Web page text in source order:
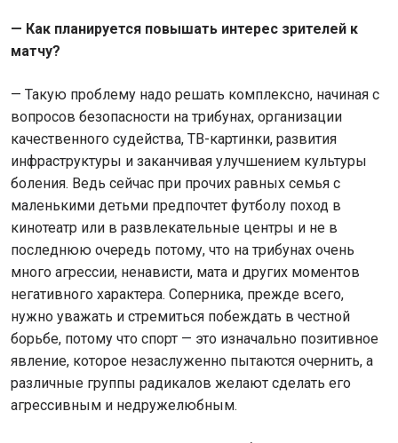
— Как планируется повышать интерес зрителей к
матчу?
— Такую проблему надо решать комплексно, начиная с
вопросов безопасности на трибунах, организации
качественного судейства, ТВ-картинки, развития
инфраструктуры и заканчивая улучшением культуры
боления. Ведь сейчас при прочих равных семья с
маленькими детьми предпочтет футболу поход в
кинотеатр или в развлекательные центры и не в
последнюю очередь потому, что на трибунах очень
много агрессии, ненависти, мата и других моментов
негативного характера. Соперника, прежде всего,
нужно уважать и стремиться побеждать в честной
борьбе, потому что спорт — это изначально позитивное
явление, которое незаслуженно пытаются очернить, а
различные группы радикалов желают сделать его
агрессивным и недружелюбным.